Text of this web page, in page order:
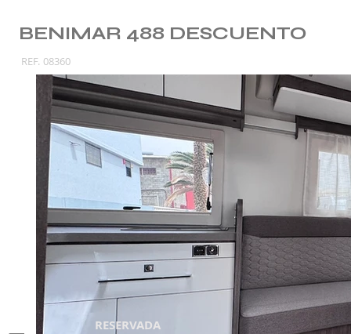
BENIMAR 488 DESCUENTO
REF. 08360
RESERVADA